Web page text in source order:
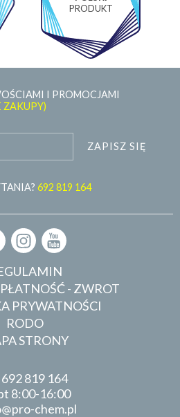
PRODUKT
I PROMOCJAMI
ZAKUPY)
ZAPISZ SIĘ
692 819 164
- ZWROT
PRYWATNOŚCI
RODO
STRONY
692 819 164
8:00-16:00
pro-chem.pl